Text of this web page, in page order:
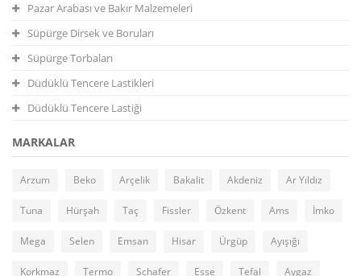
Pazar Arabası ve Bakır Malzemeleri
Süpürge Dirsek ve Boruları
Süpürge Torbaları
Düdüklü Tencere Lastikleri
Düdüklü Tencere Lastiği
MARKALAR
Arzum Beko Arçelik Bakalit Akdeniz Ar Yıldız
Tuna Hürşah Taç Fissler Özkent Ams İmko
Mega Selen Emsan Hisar Ürgüp Ayışığı
Korkmaz Termo Schafer Esse Tefal Aygaz